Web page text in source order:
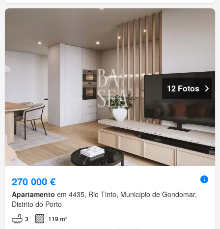
12 Fotos
270 000 €
Apartamento em 4435, Rio Tinto, Município de Gondomar,
Distrito do Porto
3 119 m²